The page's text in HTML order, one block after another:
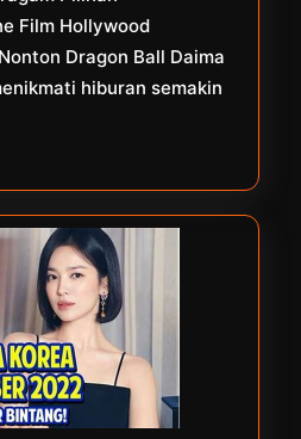
Film Hollywood
Dragon Ball Daima
hiburan semakin